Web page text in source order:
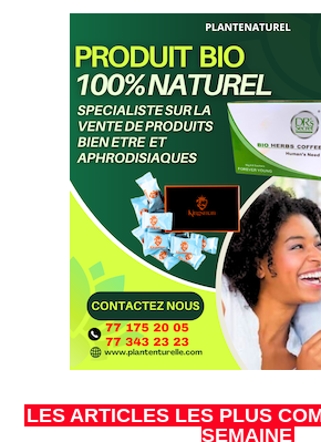
LES ARTICLES LES PLUS
SEMAINE